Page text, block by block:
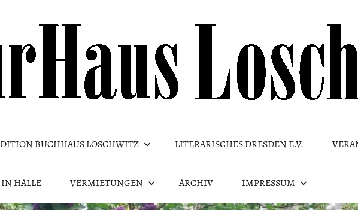
BUCHHAUS LOSCHWITZ LITERARISCHES DRESDEN E.V.
HALLE VERMIETUNGEN ARCHIV IMPRESSUM